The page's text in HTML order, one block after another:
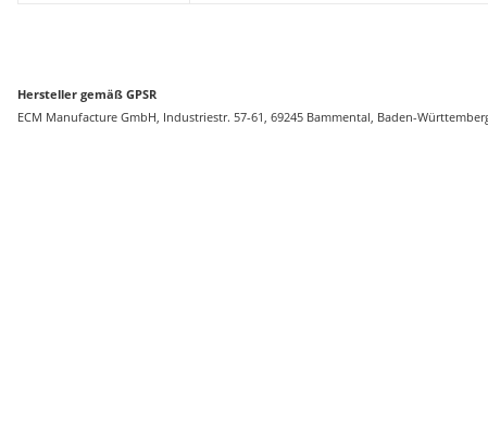
Hersteller gemäß GPSR
ECM Manufacture GmbH, Industriestr. 57-61, 69245 Bammental, Baden-